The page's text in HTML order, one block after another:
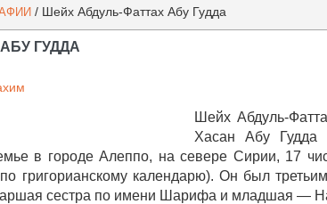
/ Шейх Абдуль-Фаттах Абу Гудда
ГУДДА
Шейх Абдуль-
Хасан Абу Гудда
в городе Алеппо, на севере Сирии, 17
григорианскому календарю). Он был
сестра по имени Шарифа и младшая —